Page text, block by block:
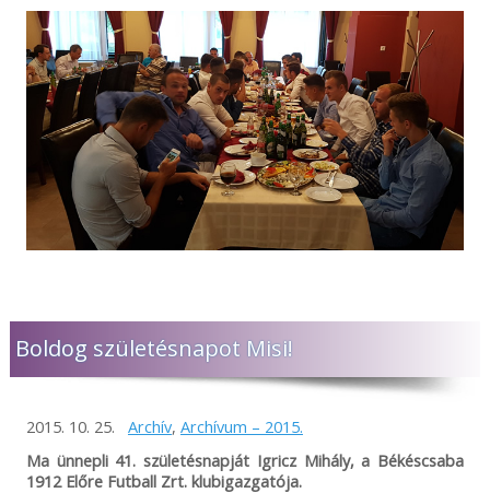
Boldog születésnapot Misi!
2015. 10. 25. Archív, Archívum – 2015.
Ma ünnepli 41. születésnapját Igricz Mihály, a Békéscsaba
1912 Előre Futball Zrt. klubigazgatója.